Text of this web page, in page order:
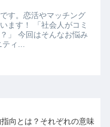
す。恋活やマッチング
ます！ 「社会人がコミ
」 今回はそんなお悩み
ティ...
指向とは？それぞれの意味